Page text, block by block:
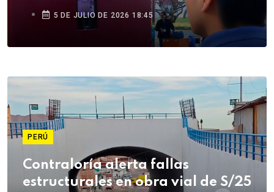
5 DE JULIO DE 2026 18:45
PERÚ
Contraloría alerta fallas
estructurales en obra vial de S/25